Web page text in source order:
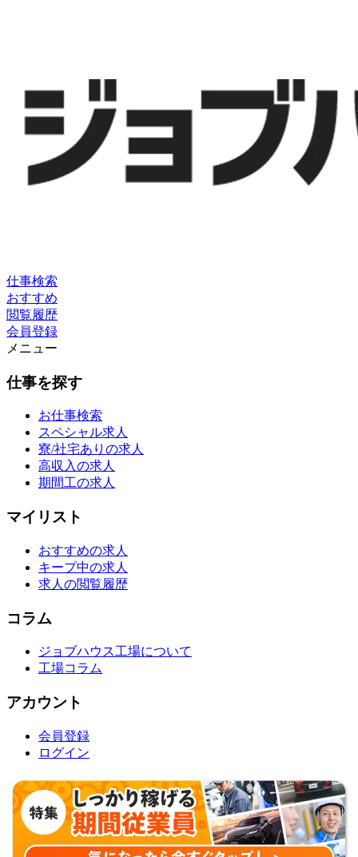
仕事検索
おすすめ
閲覧履歴
会員登録
メニュー
仕事を探す
お仕事検索
スペシャル求人
寮/社宅ありの求人
高収入の求人
期間工の求人
マイリスト
おすすめの求人
キープ中の求人
求人の閲覧履歴
コラム
ジョブハウス工場について
工場コラム
アカウント
会員登録
ログイン